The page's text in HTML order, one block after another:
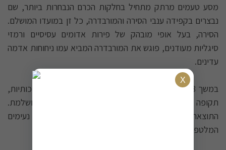
מסע טעמים מרתק מתחיל בחלקות הכרם הנבחרות ביותר, שם
נבצרים בקפידה ענבי הסירה והמורבדרה, כל זן במועדו המושלם.
הסירה, בעל אופי מובהק של פירות אדומים עסיסיים ורמזי
סיגליות מעודנים, פוגש את המורבדרה המביא עמו ניחוחות אדמה
עדינים.
במשך 13 חודשים התיישן הממסך בחביות אלון צרפתי איכותיות,
תקופה בה התמזגו הטעמים והארומות לכדי יצירה מושלמת.
התוצאה היא יין בעל גוף עשיר ואלגנטי, עם טאנינים נעימים
המלטפים את החך.